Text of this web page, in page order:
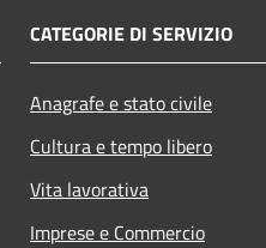
CATEGORIE DI SERVIZIO
Anagrafe e stato civile
Cultura e tempo libero
Vita lavorativa
Imprese e Commercio